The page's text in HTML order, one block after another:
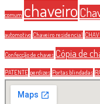
comum chaveiro
automotivo Chaveiro residencial
Confecção de chaves Cópia de
PATENTE perdizes Portas blindadas